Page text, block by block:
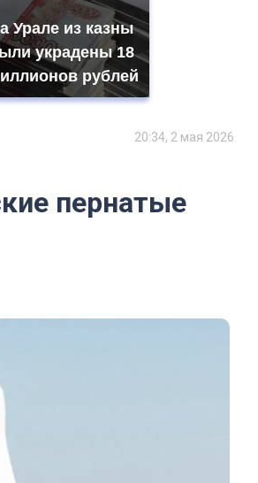
Урале из казны
украдены 18
рублей
20:34, 2 мая 2026
пернатые